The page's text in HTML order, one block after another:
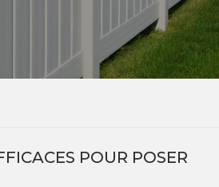
POUR POSER